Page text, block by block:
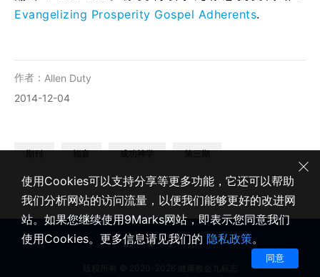
Evangelizing Prosperity Gospel Adherents.
作者： Allen Duty
2014-12-04
期刊 福音 成功神学 第三期
版权所有 © 2020-2026 健康教会九标志
使用Cookies可以支持分享等更多功能，它还可以帮助
我们分析网站的访问流量，以便我们能够更好的改进网
站。如果您继续使用9Marks网站，即表示您同意我们
使用Cookies。更多信息请见我们的 隐私政策。
同意